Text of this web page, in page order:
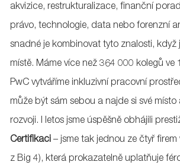
akvizice, restrukturalizace, finanční
právo, technologie, data nebo forenzní
snadné je kombinovat tyto znalosti, když
místě. Máme více než 364 000 kolegů ve
PwC vytváříme inkluzivní pracovní
může být sám sebou a najde si své místo
rozvoji. I letos jsme úspěšně obhájili
Certifikaci – jsme tak jednou ze čtyř firem
z Big 4), která prokazatelně uplatňuje